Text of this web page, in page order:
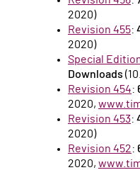
2020)
Revision 455:
2020)
Special
Downloads
Revision 454:
2020,
Revision 453:
2020)
Revision 452:
2020,